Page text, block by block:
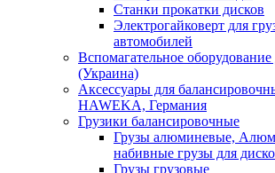
Станки прокатки дисков
Электрогайковерт для
автомобилей
Вспомагательное
(Украина)
Аксессуары для
HAWEKA, Германия
Грузики балансировочные
Грузы алюминевые,
набивные грузы для
Грузы грузовые